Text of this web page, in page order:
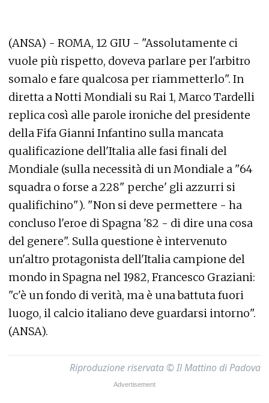
(ANSA) - ROMA, 12 GIU - "Assolutamente ci
vuole più rispetto, doveva parlare per l'arbitro
somalo e fare qualcosa per riammetterlo". In
diretta a Notti Mondiali su Rai 1, Marco Tardelli
replica così alle parole ironiche del presidente
della Fifa Gianni Infantino sulla mancata
qualificazione dell'Italia alle fasi finali del
Mondiale (sulla necessità di un Mondiale a "64
squadra o forse a 228" perche' gli azzurri si
qualifichino"). "Non si deve permettere - ha
concluso l'eroe di Spagna '82 - di dire una cosa
del genere". Sulla questione è intervenuto
un'altro protagonista dell'Italia campione del
mondo in Spagna nel 1982, Francesco Graziani:
"c'è un fondo di verità, ma è una battuta fuori
luogo, il calcio italiano deve guardarsi intorno".
(ANSA).
Riproduzione riservata © Il Mattino di Padova